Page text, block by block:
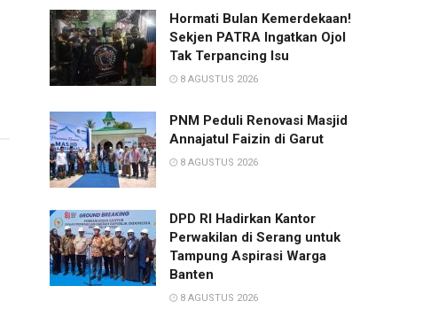
Hormati Bulan Kemerdekaan!
Sekjen PATRA Ingatkan Ojol
Tak Terpancing Isu
8 AGUSTUS 2026
PNM Peduli Renovasi Masjid
Annajatul Faizin di Garut
8 AGUSTUS 2026
DPD RI Hadirkan Kantor
Perwakilan di Serang untuk
Tampung Aspirasi Warga
Banten
8 AGUSTUS 2026